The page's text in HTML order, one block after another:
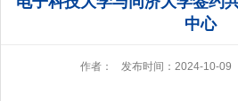
中心
作者： 发布时间：2024-10-09